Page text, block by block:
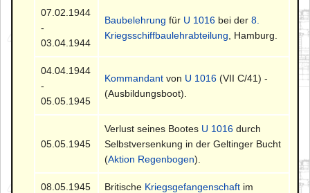
07.02.1944
-
03.04.1944
Baubelehrung für U 1016 bei der8.
Kriegsschiffbaulehrabteilung , Hamburg.
04.04.1944
-
05.05.1945
Kommandant von U 1016 (VII C/41) -
(Ausbildungsboot).
05.05.1945
Verlust seines Bootes U 1016 durch
Selbstversenkung in der Geltinger Bucht
(Aktion Regenbogen).
08.05.1945
Britische Kriegsgefangenschaft im